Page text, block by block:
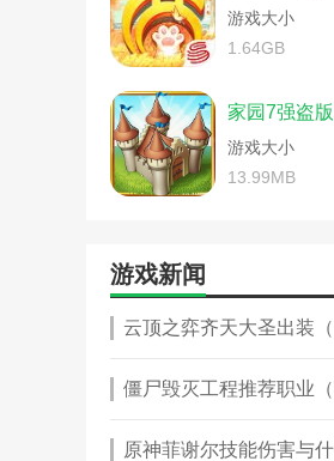
饥荒
手游
星际
单机
饥荒
饥荒
梦幻
倩女
饥荒
饥荒
苹果
倩女
游戏大小
1.64GB
家园7强盗
游戏大小
13.99MB
游戏新闻